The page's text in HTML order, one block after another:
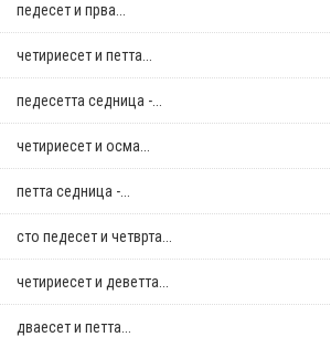
педесет и прва...
четириесет и петта...
педесетта седница -...
четириесет и осма...
петта седница -...
сто педесет и четврта...
четириесет и деветта...
дваесет и петта...